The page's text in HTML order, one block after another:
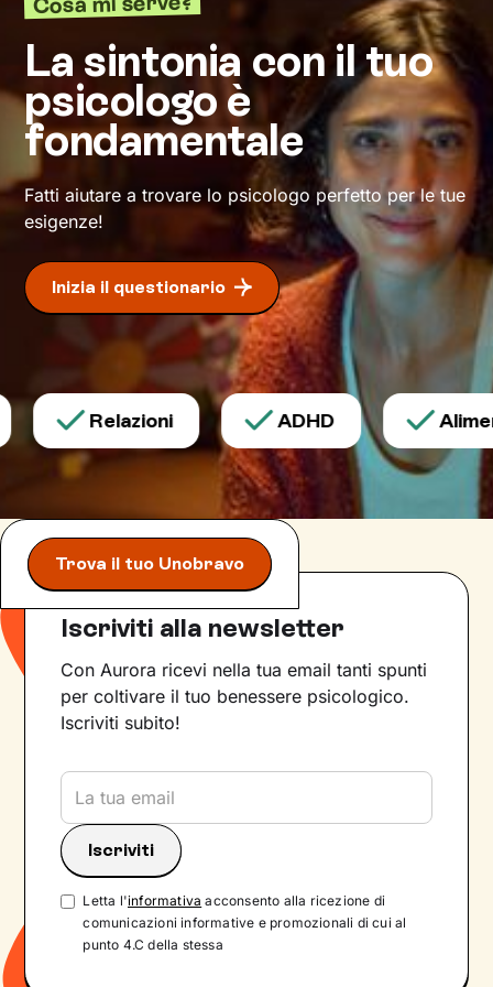
in base ai tuoi valori e bisogni, potrai
ristrutturare quelle modalità di pensiero e
azione che finora ti hanno limitato. Io resterò al
tuo fianco per spronarti e sostenerti, e
cammineremo insieme verso la meta: il tuo
benessere.
La sintonia con il tuo
psicologo è
fondamentale
Fatti aiutare a trovare lo psicologo perfetto per le tue
esigenze!
Inizia il questionario
Relazioni ADHD
Trova il tuo Unobravo
Iscriviti alla newsletter
Con Aurora ricevi nella tua email tanti spunti
per coltivare il tuo benessere psicologico.
Iscriviti subito!
Letta l'informativa acconsento alla ricezione di
comunicazioni informative e promozionali di cui al
punto 4.C della stessa